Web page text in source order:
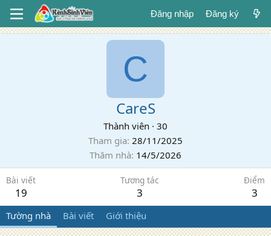
Đăng nhập Đăng ký
C
CareS
Thành viên · 30
Tham gia 28/11/2025
Thăm nhà 14/5/2026
Bài viết
19
Tương tác
3
Điểm
3
Tường nhà Bài viết Giới thiệu